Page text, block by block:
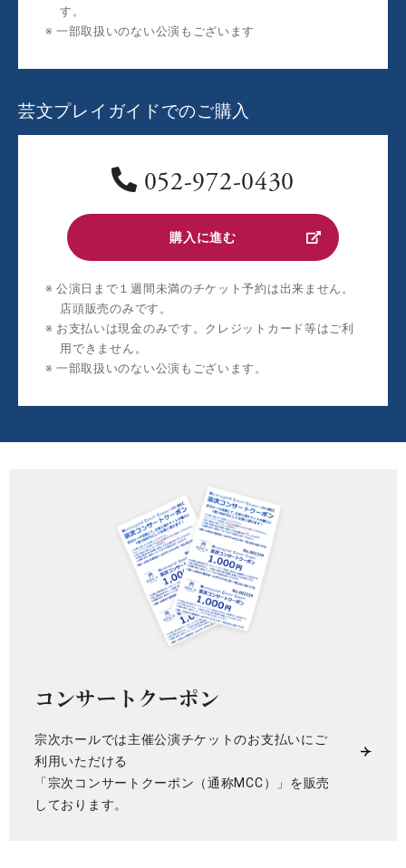
す。
一部取扱いのない公演もございます
芸文プレイガイドでのご購入
052-972-0430
購入に進む
公演日まで１週間未満のチケット予約は出来ません。
店頭販売のみです。
お支払いは現金のみです。クレジットカード等はご利
用できません。
一部取扱いのない公演もございます。
コンサートクーポン
宗次ホールでは主催公演チケットのお支払いにご
利用いただける
「宗次コンサートクーポン（通称MCC）」を販売
しております。